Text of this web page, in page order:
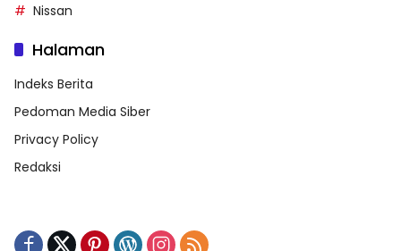
Nissan
Halaman
Indeks Berita
Pedoman Media Siber
Privacy Policy
Redaksi